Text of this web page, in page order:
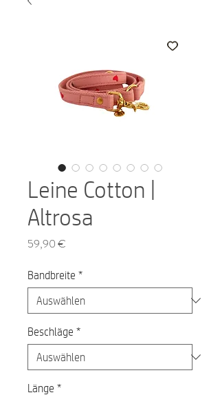
Leine Cotton |
Altrosa
59,90 €
Bandbreite *
Beschläge *
Länge *